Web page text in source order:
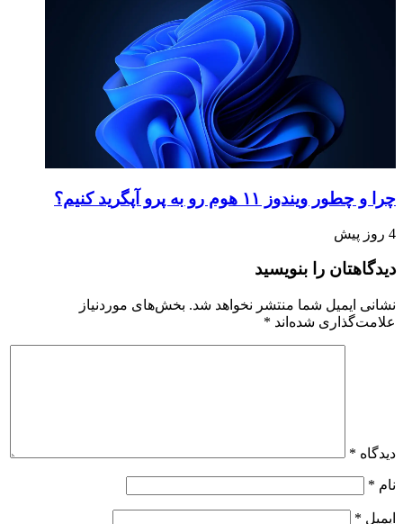
چرا و چطور ویندوز ۱۱ هوم رو به پرو آپگرید کنیم؟
4 روز پیش
دیدگاهتان را بنویسید
نشانی ایمیل شما منتشر نخواهد شد. بخش‌های موردنیاز
علامت‌گذاری شده‌اند *
دیدگاه *
نام *
ایمیل *